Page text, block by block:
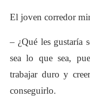
El joven corredor
– ¿Qué les gustaría
sea lo que sea,
trabajar duro y
conseguirlo.